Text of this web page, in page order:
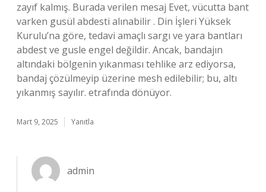
zayıf kalmış. Burada verilen mesaj Evet, vücutta bant
varken gusül abdesti alınabilir . Din İşleri Yüksek
Kurulu’na göre, tedavi amaçlı sargı ve yara bantları
abdest ve gusle engel değildir. Ancak, bandajın
altındaki bölgenin yıkanması tehlike arz ediyorsa,
bandaj çözülmeyip üzerine mesh edilebilir; bu, altı
yıkanmış sayılır. etrafında dönüyor.
Mart 9, 2025 Yanıtla
admin